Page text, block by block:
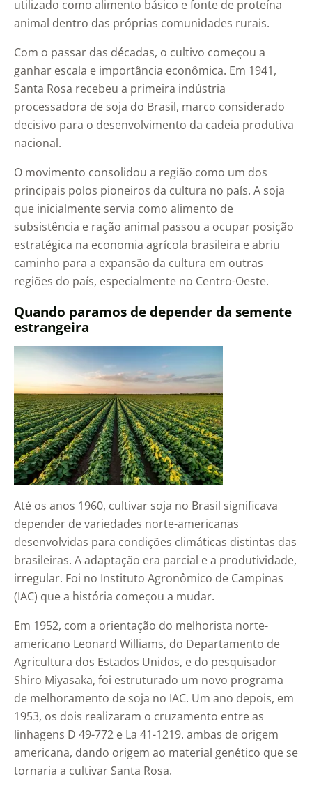
utilizado como alimento básico e fonte de proteína
animal dentro das próprias comunidades rurais.
Com o passar das décadas, o cultivo começou a
ganhar escala e importância econômica. Em 1941,
Santa Rosa recebeu a primeira indústria
processadora de soja do Brasil, marco considerado
decisivo para o desenvolvimento da cadeia produtiva
nacional.
O movimento consolidou a região como um dos
principais polos pioneiros da cultura no país. A soja
que inicialmente servia como alimento de
subsistência e ração animal passou a ocupar posição
estratégica na economia agrícola brasileira e abriu
caminho para a expansão da cultura em outras
regiões do país, especialmente no Centro-Oeste.
Quando paramos de depender da semente
estrangeira
Até os anos 1960, cultivar soja no Brasil significava
depender de variedades norte-americanas
desenvolvidas para condições climáticas distintas das
brasileiras. A adaptação era parcial e a produtividade,
irregular. Foi no Instituto Agronômico de Campinas
(IAC) que a história começou a mudar.
Em 1952, com a orientação do melhorista norte-
americano Leonard Williams, do Departamento de
Agricultura dos Estados Unidos, e do pesquisador
Shiro Miyasaka, foi estruturado um novo programa
de melhoramento de soja no IAC. Um ano depois, em
1953, os dois realizaram o cruzamento entre as
linhagens D 49-772 e La 41-1219. ambas de origem
americana, dando origem ao material genético que se
tornaria a cultivar Santa Rosa.